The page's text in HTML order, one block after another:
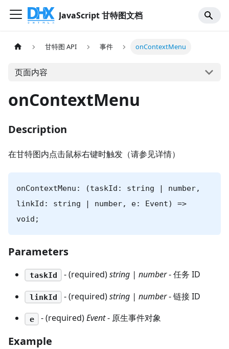
JavaScript 甘特图文档
甘特图 API 事件 onContextMenu
页面内容
onContextMenu
Description
在甘特图内点击鼠标右键时触发（请参见详情）
onContextMenu: (taskId: string | number,
linkId: string | number, e: Event) =>
void;
Parameters
taskId - (required)string | number- 任务 ID
linkId - (required)string | number- 链接 ID
e - (required)Event- 原生事件对象
Example